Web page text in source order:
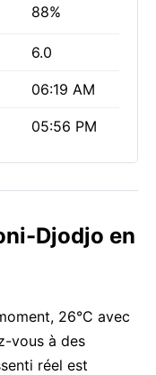
88%
6.0
06:19 AM
05:56 PM
Djodjo en
26°C avec
vous à des
réel est